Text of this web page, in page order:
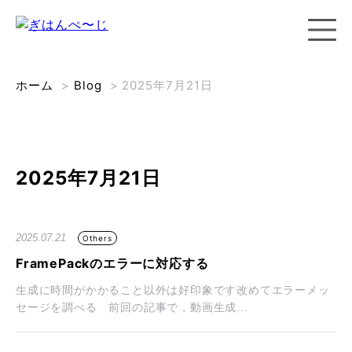
ホーム > Blog > 2025年7月21日
2025年7月21日
2025.07.21 Others
FramePackのエラーに対応する
生成に時間がかかること以外は好印象です改めてエラーメッ
セージを調べる 前回の記事で，動画生成...